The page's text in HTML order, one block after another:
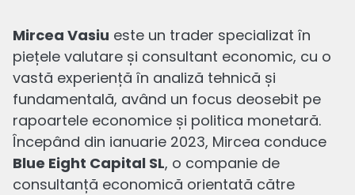
Mircea Vasiu este un trader specializat în
piețele valutare și consultant economic, cu o
vastă experiență în analiză tehnică și
fundamentală, având un focus deosebit pe
rapoartele economice și politica monetară.
Începând din ianuarie 2023, Mircea conduce
Blue Eight Capital SL, o companie de
consultanță economică orientată către
Cele mai recente de la
Mircea